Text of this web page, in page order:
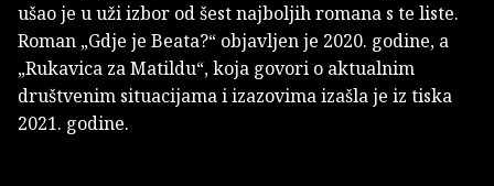
ušao je u uži izbor od šest najboljih romana s te liste.
Roman „Gdje je Beata?“ objavljen je 2020. godine, a
„Rukavica za Matildu“, koja govori o aktualnim
društvenim situacijama i izazovima izašla je iz tiska
2021. godine.